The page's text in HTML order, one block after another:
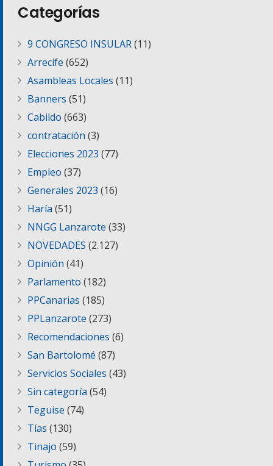
Categorías
9 CONGRESO INSULAR(11)
Arrecife (652)
Asambleas Locales (11)
Banners (51)
Cabildo (663)
contratación (3)
Elecciones 2023 (77)
Empleo (37)
Generales 2023 (16)
Haría (51)
NNGG Lanzarote (33)
NOVEDADES (2.127)
Opinión (41)
Parlamento (182)
PPCanarias (185)
PPLanzarote (273)
Recomendaciones (6)
San Bartolomé (87)
Servicios Sociales (43)
Sin categoría (54)
Teguise (74)
Tías (130)
Tinajo (59)